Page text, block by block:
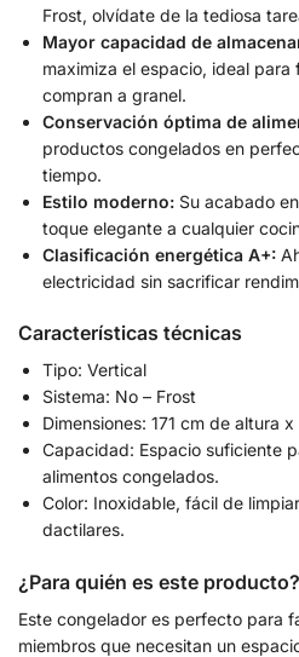
Frost, olvídate de la tediosa
Mayor capacidad de
maximiza el espacio, ideal para
compran a granel.
Conservación óptima de
productos congelados en
tiempo.
Estilo moderno: Su acabado
toque elegante a cualquier
Clasificación energética A+:
electricidad sin sacrificar
Características técnicas
Tipo: Vertical
Sistema: No – Frost
Dimensiones: 171 cm de altura
Capacidad: Espacio suficiente
alimentos congelados.
Color: Inoxidable, fácil de
dactilares.
¿Para quién es este producto?
Este congelador es perfecto para
miembros que necesitan un